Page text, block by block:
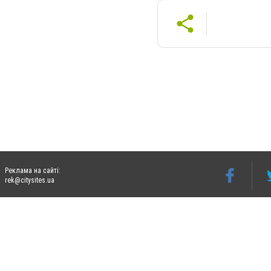
Реклама на сайті:
rek@citysites.ua